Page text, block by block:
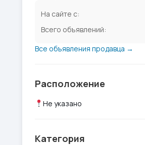
На сайте с:
Всего объявлений:
Все объявления продавца →
Расположение
Не указано
Категория